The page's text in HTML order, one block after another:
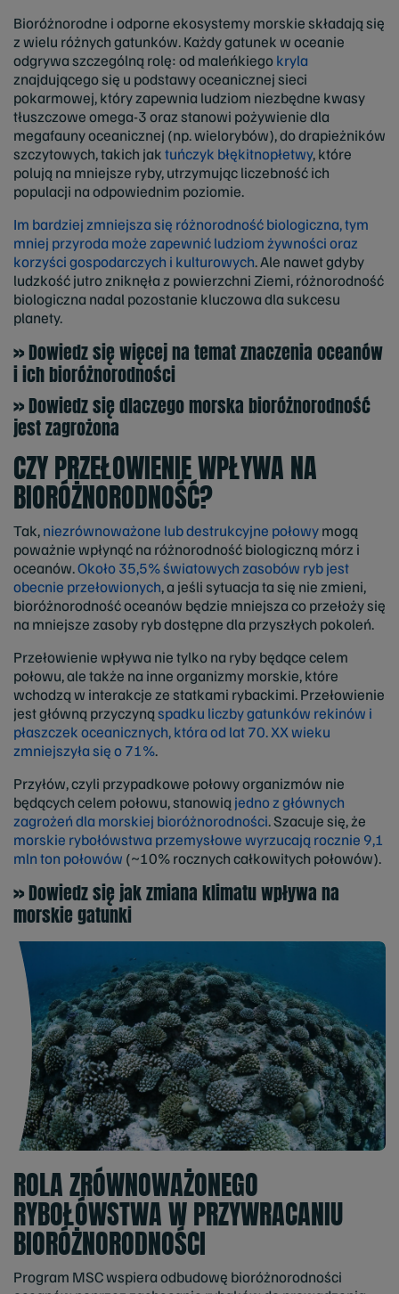
Bioróżnorodne i odporne ekosystemy morskie składają się
z wielu różnych gatunków. Każdy gatunek w oceanie
odgrywa szczególną rolę: od maleńkiegokryla
znajdującego się u podstawy oceanicznej sieci
pokarmowej, który zapewnia ludziom niezbędne kwasy
tłuszczowe omega-3 oraz stanowi pożywienie dla
megafauny oceanicznej (np. wielorybów), do drapieżników
szczytowych, takich jaktuńczyk błękitnopłetwy, które
polują na mniejsze ryby, utrzymując liczebność ich
populacji na odpowiednim poziomie.
Im bardziej zmniejsza się różnorodność biologiczna, tym
mniej przyroda może zapewnić ludziom żywności oraz
korzyści gospodarczych i kulturowych. Ale nawet gdyby
ludzkość jutro zniknęła z powierzchni Ziemi, różnorodność
biologiczna nadal pozostanie kluczowa dla sukcesu
planety.
>> Dowiedz się więcej na temat znaczenia oceanów
i ich bioróżnorodności
>> Dowiedz się dlaczego morska bioróżnorodność
jest zagrożona
CZY PRZEŁOWIENIE WPŁYWA NA
BIORÓŻNORODNOŚĆ?
Tak,niezrównoważone lub destrukcyjne połowymogą
poważnie wpłynąć na różnorodność biologiczną mórz i
oceanów.Około 35,5% światowych zasobów ryb jest
obecnie przełowionych, a jeśli sytuacja ta się nie zmieni,
bioróżnorodność oceanów będzie mniejsza co przełoży się
na mniejsze zasoby ryb dostępne dla przyszłych pokoleń.
Przełowienie wpływa nie tylko na ryby będące celem
połowu, ale także na inne organizmy morskie, które
wchodzą w interakcje ze statkami rybackimi. Przełowienie
jest główną przyczynąspadku liczby gatunków rekinów i
płaszczek oceanicznych, która od lat 70. XX wieku
zmniejszyła się o 71%.
Przyłów, czyli przypadkowe połowy organizmów nie
będących celem połowu, stanowią jedno z głównych
zagrożeń dla morskiej bioróżnorodności. Szacuje się, że
morskie rybołówstwa przemysłowe wyrzucają rocznie 9,1
mln ton połowów (~10% rocznych całkowitych połowów).
>> Dowiedz się jak zmiana klimatu wpływa na
morskie gatunki
ROLA ZRÓWNOWAŻONEGO
RYBOŁÓWSTWA W PRZYWRACANIU
BIORÓŻNORODNOŚCI
Program MSC wspiera odbudowę bioróżnorodności